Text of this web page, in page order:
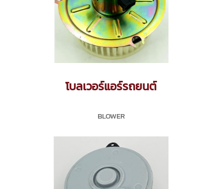
โบลเวอร์แอร์รถยนต์
BLOWER